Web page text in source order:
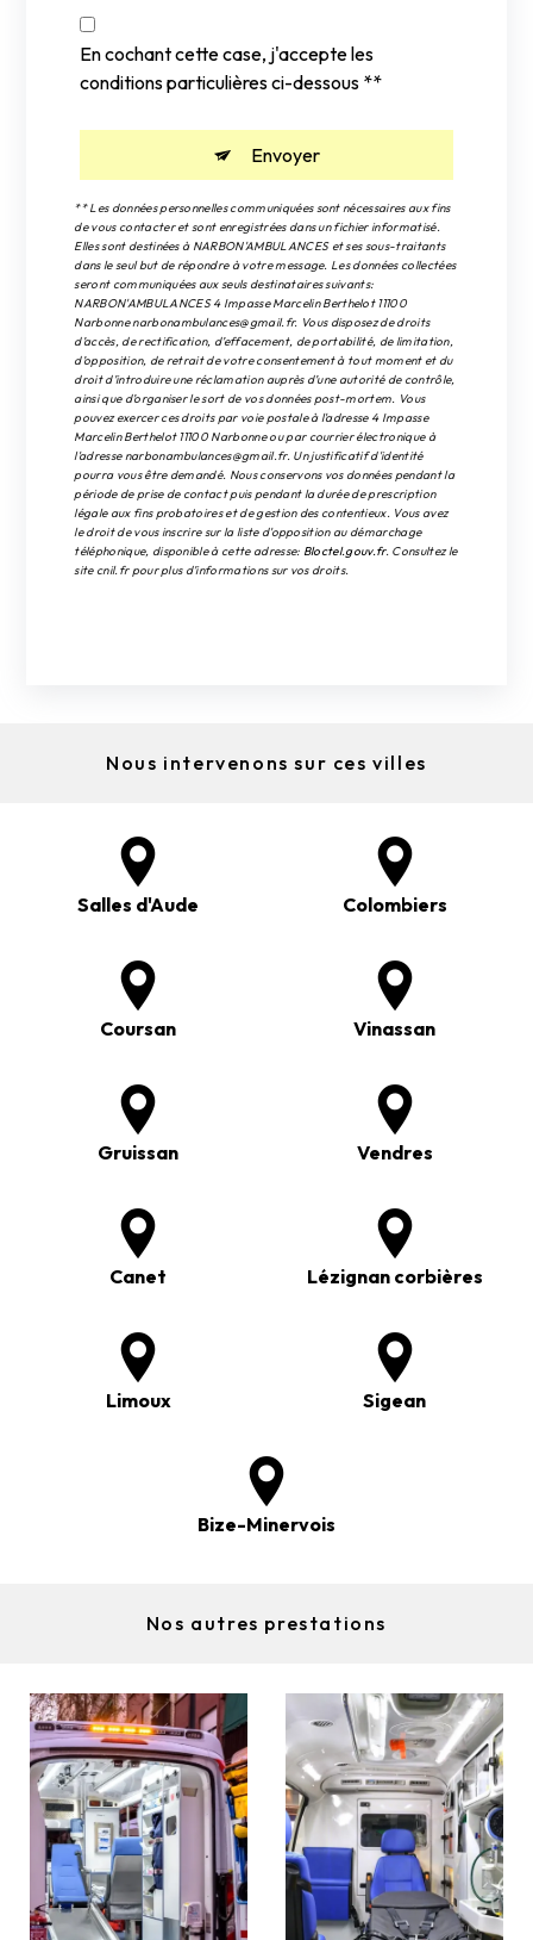
En cochant cette case, j'accepte les
conditions particulières ci-dessous **
Envoyer
** Les données personnelles communiquées sont nécessaires aux fins
de vous contacter et sont enregistrées dans un fichier informatisé.
Elles sont destinées à NARBON'AMBULANCES et ses sous-traitants
dans le seul but de répondre à votre message. Les données collectées
seront communiquées aux seuls destinataires suivants:
NARBON'AMBULANCES 4 Impasse Marcelin Berthelot 11100
Narbonne narbonambulances@gmail.fr. Vous disposez de droits
d’accès, de rectification, d’effacement, de portabilité, de limitation,
d’opposition, de retrait de votre consentement à tout moment et du
droit d’introduire une réclamation auprès d’une autorité de contrôle,
ainsi que d’organiser le sort de vos données post-mortem. Vous
pouvez exercer ces droits par voie postale à l'adresse 4 Impasse
Marcelin Berthelot 11100 Narbonne ou par courrier électronique à
l'adresse narbonambulances@gmail.fr. Un justificatif d'identité
pourra vous être demandé. Nous conservons vos données pendant la
période de prise de contact puis pendant la durée de prescription
légale aux fins probatoires et de gestion des contentieux. Vous avez
le droit de vous inscrire sur la liste d'opposition au démarchage
téléphonique, disponible à cette adresse: Bloctel.gouv.fr. Consultez le
site cnil.fr pour plus d’informations sur vos droits.
Nous intervenons sur ces villes
Salles d'Aude Colombiers
Coursan Vinassan
Gruissan Vendres
Canet Lézignan corbières
Limoux Sigean
Bize-Minervois
Nos autres prestations